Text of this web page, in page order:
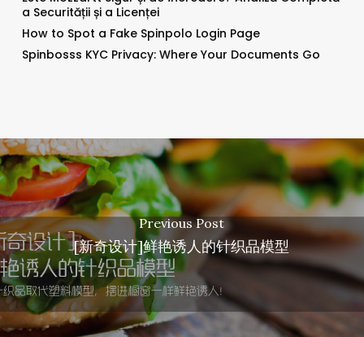
a Securității și a Licenței
How to Spot a Fake Spinpolo Login Page
Spinbosss KYC Privacy: Where Your Documents Go
Previous Post
[新奇设计]鲜艳诱人的针织品模型